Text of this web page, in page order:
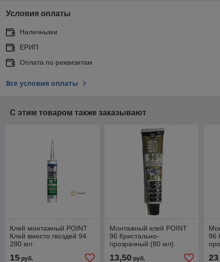
Условия оплаты
Наличными
ЕРИП
Оплата по реквизитам
Все условия оплаты
С этим товаром также заказывают
Клей монтажный POINT
Клей вместо гвоздей 94
280 мл
15 руб.
Монтажный клей POINT
96 Кристально-
прозрачный (80 мл)
13,50руб.
96
23